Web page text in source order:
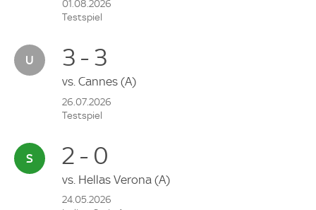
01.08.2026
Testspiel
3 - 3
vs. Cannes (A)
26.07.2026
Testspiel
2 - 0
vs. Hellas Verona (A)
24.05.2026